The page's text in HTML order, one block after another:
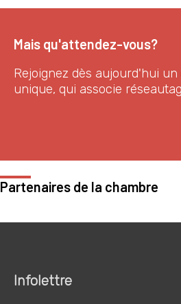
Mais qu'attendez-vous?
Rejoignez dès aujourd'hui
unique, qui associe
Partenaires de la chambre
Infolettre